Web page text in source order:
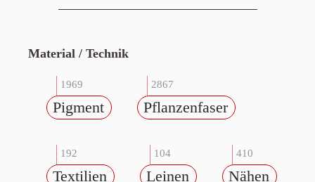
Material / Technik
1969
Pigment
2867
Pflanzenfaser
192
Textilien
104
Leinen
410
Nähen